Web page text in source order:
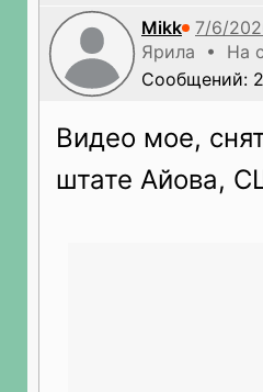
Mikk
Ярила • На
Сообщений:
Видео мое,
штате Айова,